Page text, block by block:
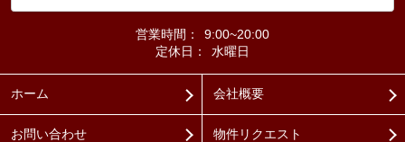
営業時間：
9:00~20:00
定休日：
水曜日
ホーム 会社概要
お問い合わせ 物件リクエスト